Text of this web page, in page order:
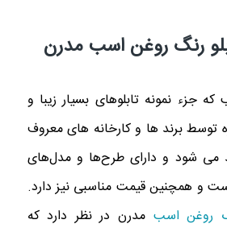
رنگ روغن اسب مدرن
جزء نمونه تابلوهای بسیار زیبا و
توسط برند ها و کارخانه های معروف
می شود و دارای طرح‌ها و مدل‌های
و همچنین قیمت مناسبی نیز دارد.
روغن اسب مدرن در نظر دارد که